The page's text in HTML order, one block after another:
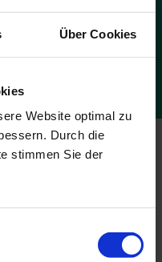
Über Cookies
Website optimal zu
Durch die
stimmen Sie der